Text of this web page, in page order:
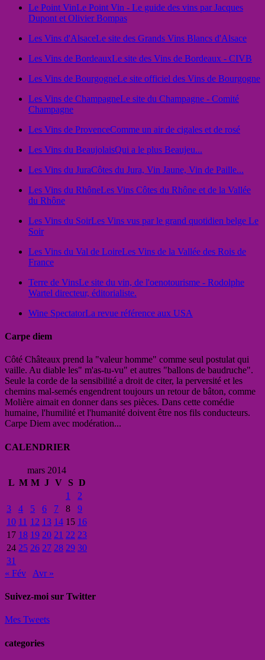
Le Point VinLe Point Vin - Le guide des vins par Jacques
Dupont et Olivier Bompas
Les Vins d'AlsaceLe site des Grands Vins Blancs d'Alsace
Les Vins de BordeauxLe site des Vins de Bordeaux - CIVB
Les Vins de BourgogneLe site officiel des Vins de Bourgogne
Les Vins de ChampagneLe site du Champagne - Comité
Champagne
Les Vins de ProvenceComme un air de cigales et de rosé
Les Vins du BeaujolaisQui a le plus Beaujeu...
Les Vins du JuraCôtes du Jura, Vin Jaune, Vin de Paille...
Les Vins du RhôneLes Vins Côtes du Rhône et de la Vallée
du Rhône
Les Vins du SoirLes Vins vus par le grand quotidien belge Le
Soir
Les Vins du Val de LoireLes Vins de la Vallée des Rois de
France
Terre de VinsLe site du vin, de l'oenotourisme - Rodolphe
Wartel directeur, éditorialiste.
Wine SpectatorLa revue référence aux USA
Carpe diem
Côté Châteaux prend la "valeur homme" comme seul postulat qui
vaille. Au diable les" m'as-tu-vu" et autres "ballons de baudruche".
Seule la corde de la sensibilité a droit de citer, la perversité et les
chemins mal-semés engendrent toujours un retour de bâton, comme
Molière aimait en donner dans ses pièces. Dans cette comédie
humaine, l'humilité et l'humanité doivent être nos fils conducteurs.
Carpe Diem avec modération...
CALENDRIER
mars 2014
L M M J V S D
1
2
3
4 5 6 7 8
9
10 11 12 13 14 15 16
17 18 19 20 21 22 23
24 25 26 27 28 29 30
31
« Fév
Avr »
Suivez-moi sur Twitter
Mes Tweets
categories